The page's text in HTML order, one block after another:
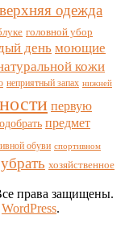
верхняя одежда
головной убор
день моющие
кожи
неприятный запах нижней
первую
предмет
обуви спортивном
убрать хозяйственное
права защищены.
WordPress.